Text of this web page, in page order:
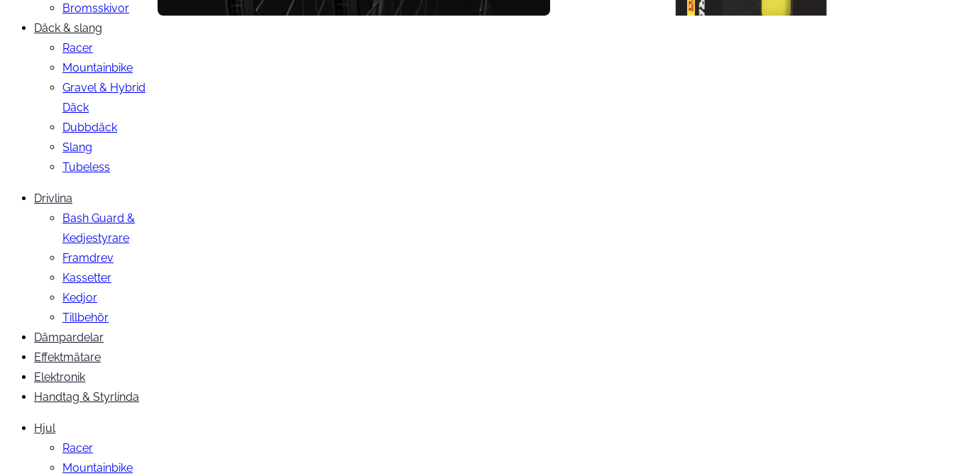
Bromsskivor
Däck & slang
Racer
Mountainbike
Gravel & Hybrid
Däck
Dubbdäck
Slang
Tubeless
Drivlina
Bash Guard &
Kedjestyrare
Framdrev
Kassetter
Kedjor
Tillbehör
Dämpardelar
Effektmätare
Elektronik
Handtag & Styrlinda
Hjul
Racer
Mountainbike